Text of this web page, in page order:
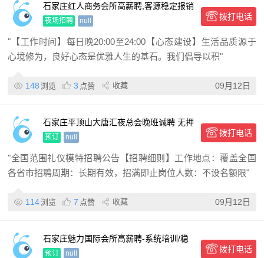
石家庄红人商务会所高薪聘,客源稳定报销
路费
夜场招聘 null 拨打电话
"【工作时间】每日晚20:00至24:00【心态建设】生活品质源于
心境修为，良好心态是优雅人生的基石。我们倡导以积"
148 浏览 3 点赞 收藏 09月12日
石家庄平顶山大唐汇夜总会晚班诚聘 无押
金 氛围优厚
预订 null 拨打电话
"全国范围礼仪模特招聘公告【招聘细则】工作地点：覆盖全国
各省市招聘周期：长期有效，招满即止岗位人数：不设名额限"
114浏览 7 点赞 收藏 09月12日
石家庄魅力国际会所高薪聘-系统培训/稳
定发展
预订 null 拨打电话